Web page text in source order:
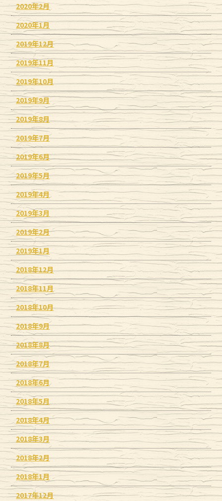
2020年2月
2020年1月
2019年12月
2019年11月
2019年10月
2019年9月
2019年8月
2019年7月
2019年6月
2019年5月
2019年4月
2019年3月
2019年2月
2019年1月
2018年12月
2018年11月
2018年10月
2018年9月
2018年8月
2018年7月
2018年6月
2018年5月
2018年4月
2018年3月
2018年2月
2018年1月
2017年12月